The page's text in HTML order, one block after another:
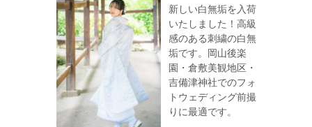
新しい白無垢を入荷
いたしました！高級
感のある刺繍の白無
垢です。岡山後楽
園・倉敷美観地区・
吉備津神社でのフォ
トウェディング前撮
りに最適です。